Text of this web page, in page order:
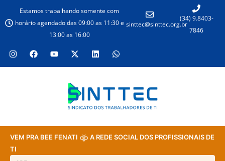
Estamos trabalhando somente com
horário agendado das 09:00 as 11:30 e
13:00 as 16:00
sinttec@sinttec.org.br
(34) 9.8403-
7846
VEM PRA BEE FENATI
A REDE SOCIAL DOS PROFISSIONAIS DE
TI